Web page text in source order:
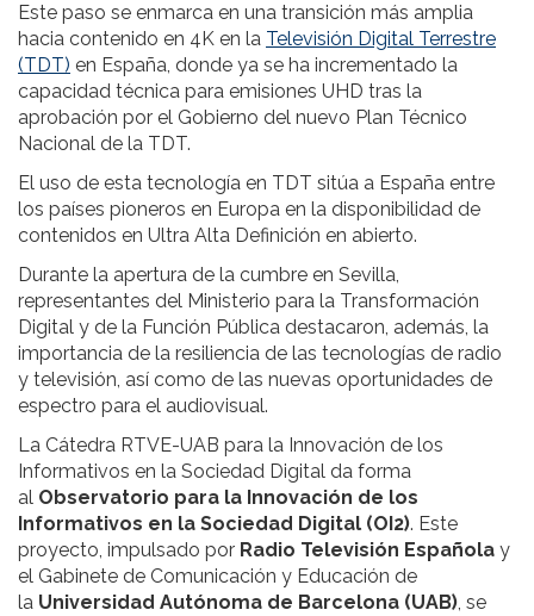
Este paso se enmarca en una transición más amplia
hacia contenido en 4K en la Televisión Digital Terrestre
(TDT) en España, donde ya se ha incrementado la
capacidad técnica para emisiones UHD tras la
aprobación por el Gobierno del nuevo Plan Técnico
Nacional de la TDT.
El uso de esta tecnología en TDT sitúa a España entre
los países pioneros en Europa en la disponibilidad de
contenidos en Ultra Alta Definición en abierto.
Durante la apertura de la cumbre en Sevilla,
representantes del Ministerio para la Transformación
Digital y de la Función Pública destacaron, además, la
importancia de la resiliencia de las tecnologías de radio
y televisión, así como de las nuevas oportunidades de
espectro para el audiovisual.
La Cátedra RTVE-UAB para la Innovación de los
Informativos en la Sociedad Digital da forma
al Observatorio para la Innovación de los
Informativos en la Sociedad Digital (OI2). Este
proyecto, impulsado por Radio Televisión Española y
el Gabinete de Comunicación y Educación de
la Universidad Autónoma de Barcelona (UAB), se